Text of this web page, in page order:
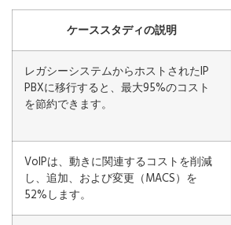
ケーススタディの説明
レガシーシステムからホストされたIP
PBXに移行すると、最大95%のコスト
を節約できます。
VoIPは、動きに関連するコストを削減
し、追加、および変更（MACS）を
52%します。